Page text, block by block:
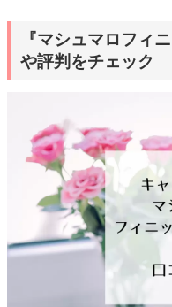
『マシュマロフィ
や評判をチェック